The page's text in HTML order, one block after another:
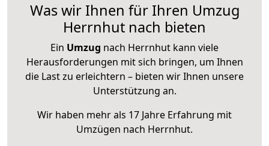
Was wir Ihnen für Ihren Umzug
Herrnhut nach bieten
Ein Umzug nach Herrnhut kann viele
Herausforderungen mit sich bringen, um Ihnen
die Last zu erleichtern – bieten wir Ihnen unsere
Unterstützung an.
Wir haben mehr als 17 Jahre Erfahrung mit
Umzügen nach Herrnhut.